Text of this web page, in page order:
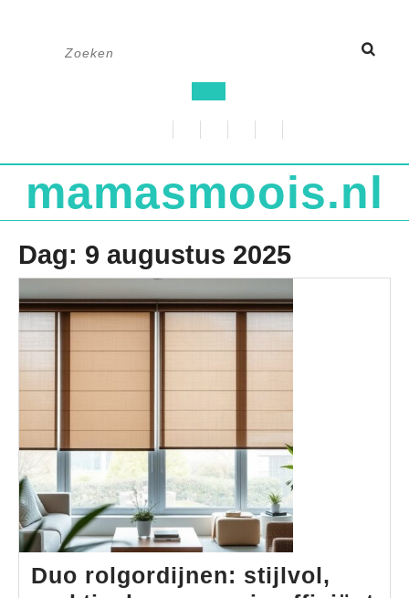
knop
mamasmoois.nl
Dag: 9 augustus 2025
Duo rolgordijnen: stijlvol,